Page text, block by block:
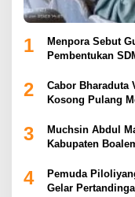
1
Menpora Sebut
Pembentukan
2
Cabor Bharaduta
Kosong Pulang
3
Muchsin Abdul
Kabupaten
4
Pemuda
Gelar